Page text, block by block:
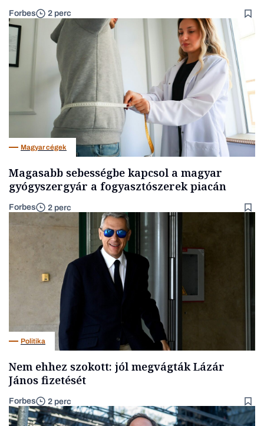
Forbes 2 perc
Magyar cégek
Magasabb sebességbe kapcsol a magyar
gyógyszergyár a fogyasztószerek piacán
Forbes 2 perc
Politika
Nem ehhez szokott: jól megvágták Lázár
János fizetését
Forbes 2 perc